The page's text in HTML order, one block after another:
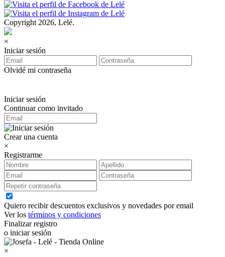
Copyright 2026, Lelé.
×
Iniciar sesión
Olvidé mi contraseña
Iniciar sesión
Continuar como invitado
Crear una cuenta
×
Registrarme
Quiero recibir descuentos exclusivos y novedades por email
Ver los términos y condiciones
Finalizar registro
o iniciar sesión
×